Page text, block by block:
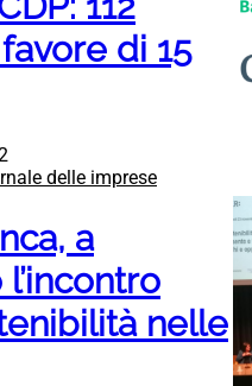
di 15
delle imprese
a
nelle